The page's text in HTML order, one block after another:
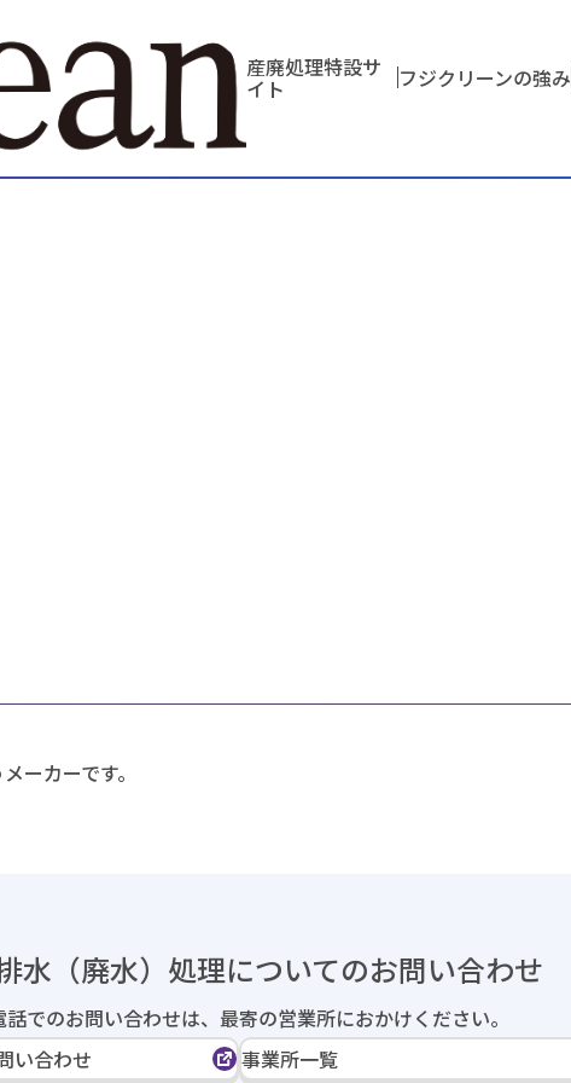
産廃処理特設サ
イト フジクリーンの強み
ーカーです。
水（廃水）処理についてのお問い合わせ
話でのお問い合わせは、 最寄の営業所におかけください。
い合わせ
事業所一覧